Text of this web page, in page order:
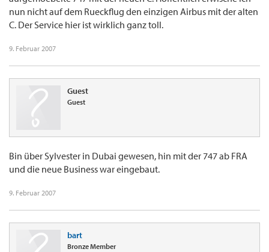
nun nicht auf dem Rueckflug den einzigen Airbus mit der alten
C. Der Service hier ist wirklich ganz toll.
9. Februar 2007
Guest
Guest
Bin über Sylvester in Dubai gewesen, hin mit der 747 ab FRA
und die neue Business war eingebaut.
9. Februar 2007
bart
Bronze Member